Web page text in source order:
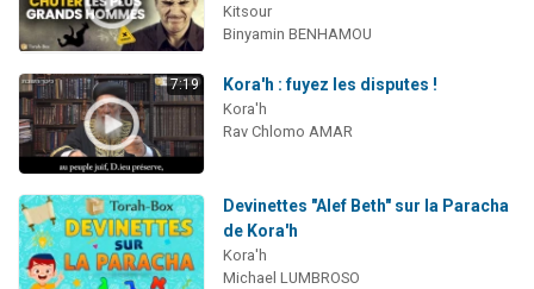
Kitsour
Binyamin BENHAMOU
7:19 Kora'h : fuyez les disputes !
Kora'h
Rav Chlomo AMAR
Devinettes "Alef Beth" sur la Paracha
de Kora'h
Kora'h
Michael LUMBROSO